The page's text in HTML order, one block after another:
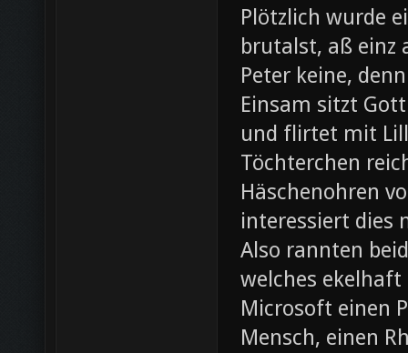
Plötzlich wurde
brutalst, aß einz
Peter keine,
Einsam sitzt
und flirtet mit
Töchterchen
Häschenohren
interessiert dies
Also rannten
welches
Microsoft einen
Mensch, einen